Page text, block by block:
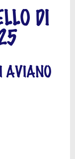
DI
AVIANO